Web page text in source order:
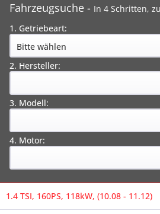
Fahrzeugsuche - In 4 Schritten,
1. Getriebeart:
2. Hersteller:
3. Modell:
4. Motor:
1.4 TSI, 160PS, 118kW, (10.08 - 11.12)